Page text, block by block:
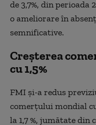
de 3,7%, din perioada
o ameliorare în
semnificative.
Creșterea
cu 1,5%
FMI şi-a redus
comerţului mondial
la 1,7 %, jumătate